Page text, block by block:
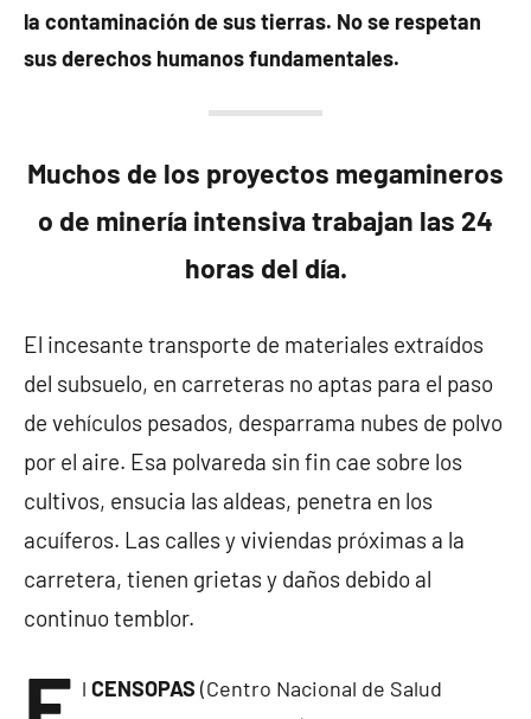
la contaminación de sus tierras. No se respetan
sus derechos humanos fundamentales.
Muchos de los proyectos megamineros
o de minería intensiva trabajan las 24
horas del día.
El incesante transporte de materiales extraídos
del subsuelo, en carreteras no aptas para el paso
de vehículos pesados, desparrama nubes de polvo
por el aire. Esa polvareda sin fin cae sobre los
cultivos, ensucia las aldeas, penetra en los
acuíferos. Las calles y viviendas próximas a la
carretera, tienen grietas y daños debido al
continuo temblor.
lCENSOPAS (Centro Nacional de Salud